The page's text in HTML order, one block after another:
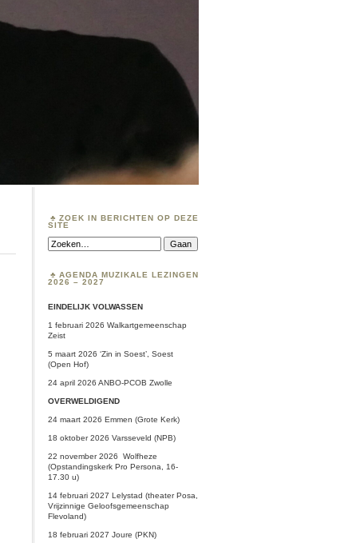
ZOEK IN BERICHTEN OP DEZE
SITE
Zoeken:
AGENDA MUZIKALE LEZINGEN
2026 – 2027
EINDELIJK VOLWASSEN
1 februari 2026 Walkartgemeenschap
Zeist
5 maart 2026 ‘Zin in Soest’, Soest
(Open Hof)
24 april 2026 ANBO-PCOB Zwolle
OVERWELDIGEND
24 maart 2026 Emmen (Grote Kerk)
18 oktober 2026 Varsseveld (NPB)
22 november 2026 Wolfheze
(Opstandingskerk Pro Persona, 16-
17.30 u)
14 februari 2027 Lelystad (theater Posa,
Vrijzinnige Geloofsgemeenschap
Flevoland)
18 februari 2027 Joure (PKN)